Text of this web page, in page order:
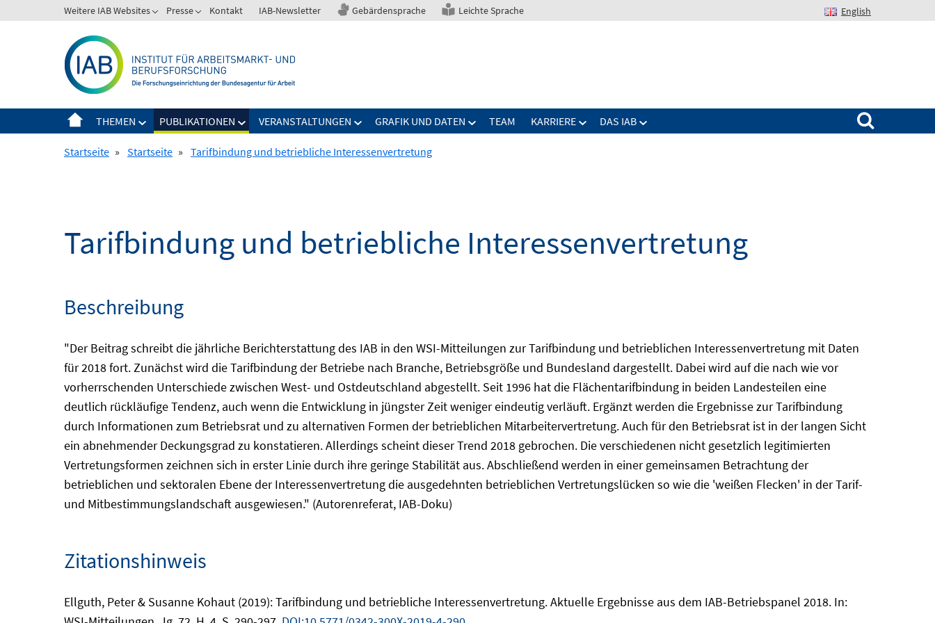
zum
Weitere IAB Websites Presse Kontakt IAB-Newsletter Gebärdensprache Leichte Sprache English
THEMEN PUBLIKATIONEN VERANSTALTUNGEN GRAFIK UND DATEN TEAM KARRIERE DAS IAB
Suchen nach:
Startseite » Startseite » Tarifbindung und betriebliche Interessenvertretung
Tarifbindung und betriebliche Interessenvertretung
Beschreibung
"Der Beitrag schreibt die jährliche Berichterstattung des IAB in den WSI-Mitteilungen zur Tarifbindung und betrieblichen Interessenvertretung mit Daten
für 2018 fort. Zunächst wird die Tarifbindung der Betriebe nach Branche, Betriebsgröße und Bundesland dargestellt. Dabei wird auf die nach wie vor
vorherrschenden Unterschiede zwischen West- und Ostdeutschland abgestellt. Seit 1996 hat die Flächentarifbindung in beiden Landesteilen eine
deutlich rückläufige Tendenz, auch wenn die Entwicklung in jüngster Zeit weniger eindeutig verläuft. Ergänzt werden die Ergebnisse zur Tarifbindung
durch Informationen zum Betriebsrat und zu alternativen Formen der betrieblichen Mitarbeitervertretung. Auch für den Betriebsrat ist in der langen Sicht
ein abnehmender Deckungsgrad zu konstatieren. Allerdings scheint dieser Trend 2018 gebrochen. Die verschiedenen nicht gesetzlich legitimierten
Vertretungsformen zeichnen sich in erster Linie durch ihre geringe Stabilität aus. Abschließend werden in einer gemeinsamen Betrachtung der
betrieblichen und sektoralen Ebene der Interessenvertretung die ausgedehnten betrieblichen Vertretungslücken so wie die 'weißen Flecken' in der Tarif-
und Mitbestimmungslandschaft ausgewiesen." (Autorenreferat, IAB-Doku)
Zitationshinweis
Ellguth, Peter & Susanne Kohaut (2019): Tarifbindung und betriebliche Interessenvertretung. Aktuelle Ergebnisse aus dem IAB-Betriebspanel 2018. In: